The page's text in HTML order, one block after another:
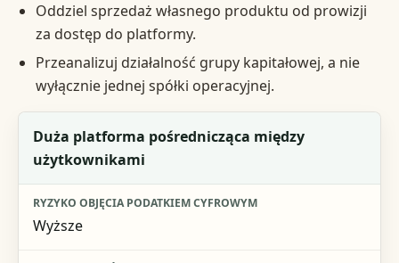
Oddziel sprzedaż własnego produktu od prowizji
za dostęp do platformy.
Przeanalizuj działalność grupy kapitałowej, a nie
wyłącznie jednej spółki operacyjnej.
Model działalności
Co sprawdzić najpierw
Duża platforma pośrednicząca między
użytkownikami
Wyższe